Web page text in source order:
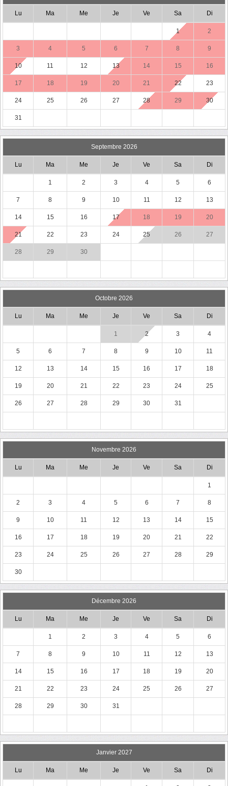
Lu Ma Me Je Ve Sa Di
1 2
3 4 5 6 7 8 9
10 11 12 13 14 15 16
17 18 19 20 21 22 23
24 25 26 27 28 29 30
31
Septembre 2026
Lu Ma Me Je Ve Sa Di
1 2 3 4 5 6
7 8 9 10 11 12 13
14 15 16 17 18 19 20
21 22 23 24 25 26 27
28 29 30
Octobre 2026
Lu Ma Me Je Ve Sa Di
1 2 3 4
5 6 7 8 9 10 11
12 13 14 15 16 17 18
19 20 21 22 23 24 25
26 27 28 29 30 31
Novembre 2026
Lu Ma Me Je Ve Sa Di
1
2 3 4 5 6 7 8
9 10 11 12 13 14 15
16 17 18 19 20 21 22
23 24 25 26 27 28 29
30
Décembre 2026
Lu Ma Me Je Ve Sa Di
1 2 3 4 5 6
7 8 9 10 11 12 13
14 15 16 17 18 19 20
21 22 23 24 25 26 27
28 29 30 31
Janvier 2027
Lu Ma Me Je Ve Sa Di